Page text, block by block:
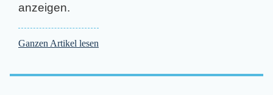
anzeigen.
Ganzen Artikel lesen